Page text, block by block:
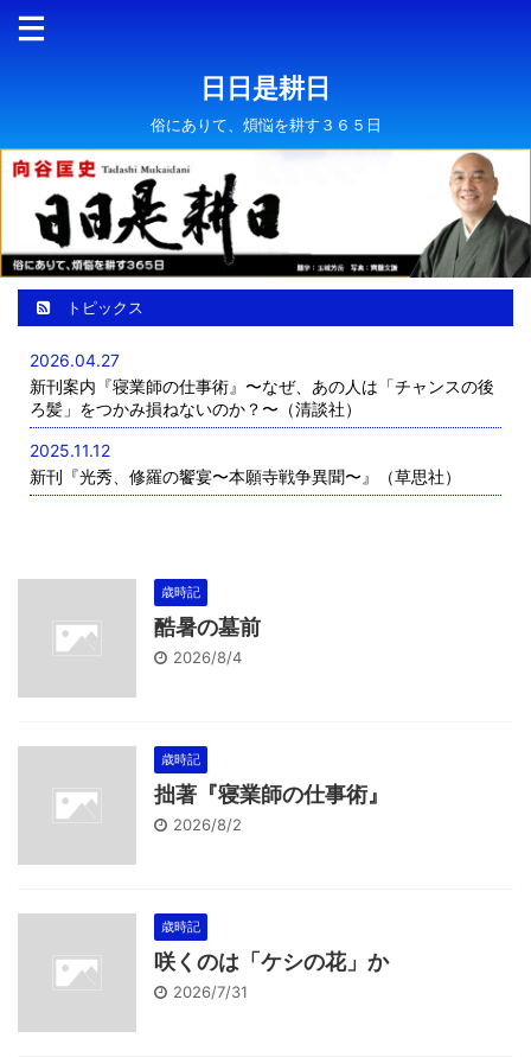
日日是耕日
俗にありて、煩悩を耕す３６５日
トピックス
2026.04.27
新刊案内『寝業師の仕事術』〜なぜ、あの人は「チャンスの後
ろ髪」をつかみ損ねないのか？〜（清談社）
2025.11.12
新刊『光秀、修羅の饗宴〜本願寺戦争異聞〜』（草思社）
歳時記
酷暑の墓前
2026/8/4
歳時記
拙著『寝業師の仕事術』
2026/8/2
歳時記
咲くのは「ケシの花」か
2026/7/31